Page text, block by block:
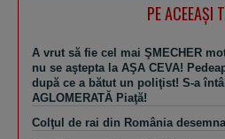
PE ACEEAŞI
A vrut să fie cel mai ŞMECHER
nu se aştepta la AŞA CEVA!
după ce a bătut un poliţist! S-a
AGLOMERATĂ Piaţă!
Colţul de rai din România